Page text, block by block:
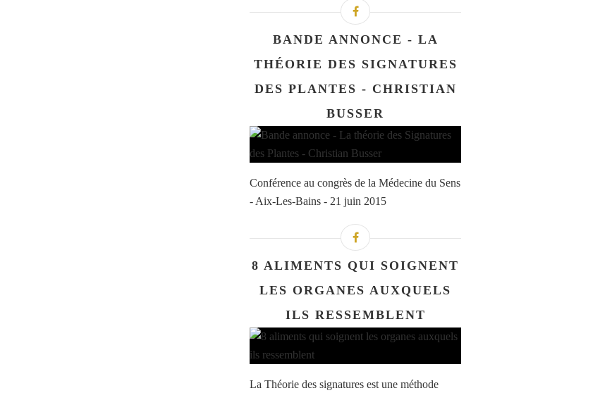
BANDE ANNONCE - LA
THÉORIE DES SIGNATURES
DES PLANTES - CHRISTIAN
BUSSER
Conférence au congrès de la Médecine du Sens
- Aix-Les-Bains - 21 juin 2015
8 ALIMENTS QUI SOIGNENT
LES ORGANES AUXQUELS
ILS RESSEMBLENT
La Théorie des signatures est une méthode